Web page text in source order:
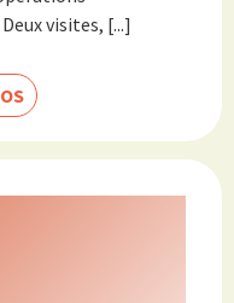
visites, [...]